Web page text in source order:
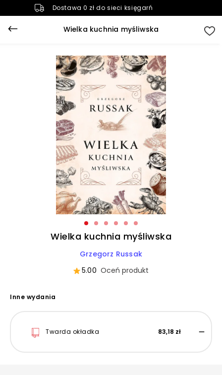
Dostawa 0 zł do sieci księgarń
Wielka kuchnia myśliwska
Wielka kuchnia myśliwska
Grzegorz Russak
5.00 Oceń produkt
Inne wydania
Twarda okładka 83,18 zł